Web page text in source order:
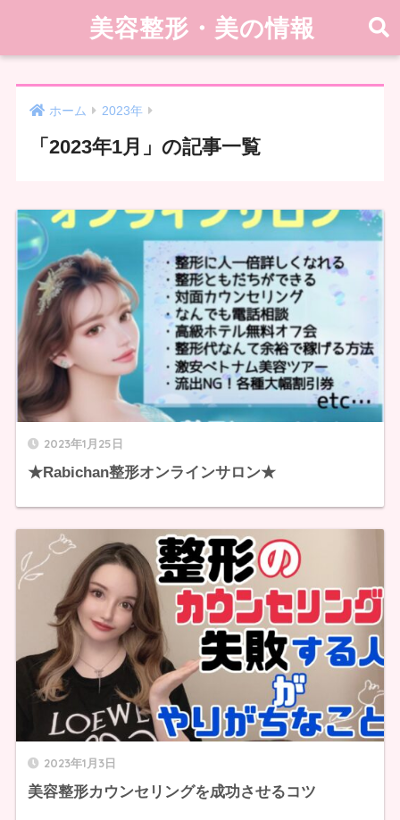
美容整形・美の情報
ホーム 2023年
「2023年1月」の記事一覧
2023年1月25日
★Rabichan整形オンラインサロン★
2023年1月3日
美容整形カウンセリングを成功させるコツ